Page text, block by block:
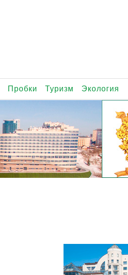
Пробки Туризм Экология